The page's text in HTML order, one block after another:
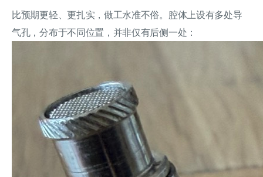
比预期更轻、更扎实，做工水准不俗。腔体上设有多处导
气孔，分布于不同位置，并非仅有后侧一处：